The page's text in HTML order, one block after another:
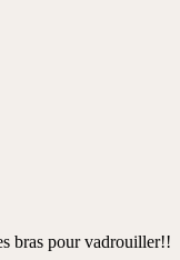
bras pour vadrouiller!!